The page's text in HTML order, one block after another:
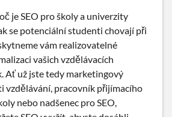
je SEO pro školy a univerzity
se potenciální studenti chovají při
vám realizovatelné
vašich vzdělávacích
Ať už jste tedy marketingový
vzdělávání, pracovník přijímacího
nebo nadšenec pro SEO,